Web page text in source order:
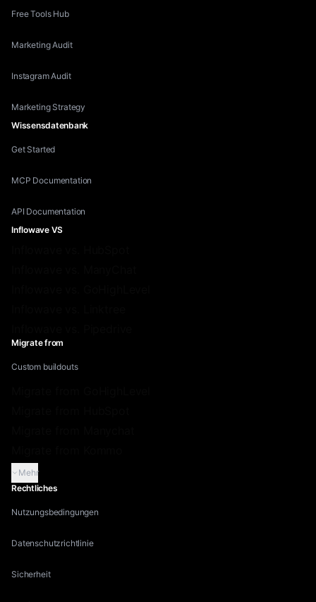
Free Tools Hub
Marketing Audit
Instagram Audit
Marketing Strategy
Wissensdatenbank
Get Started
MCP Documentation
API Documentation
Inflowave VS
Migrate from
Custom buildouts
Mehr
Rechtliches
Nutzungsbedingungen
Datenschutzrichtlinie
Sicherheit